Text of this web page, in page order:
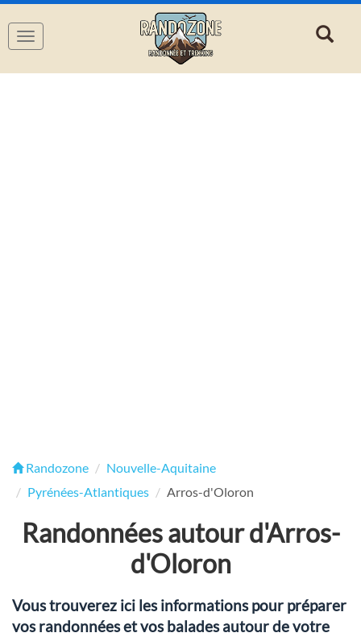
Navigation
Randozone
Nouvelle-Aquitaine
Pyrénées-Atlantiques
Arros-d'Oloron
Randonnées autour d'Arros-
d'Oloron
Vous trouverez ici les informations pour préparer
vos randonnées et vos balades autour de votre